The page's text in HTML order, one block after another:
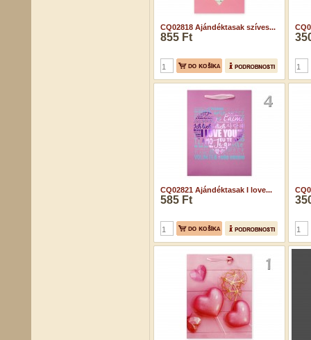
CQ02818 Ajándéktasak szíves...
855 Ft
CQ02821 Ajándéktasak I love...
585 Ft